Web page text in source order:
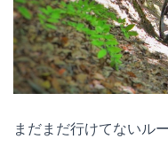
まだまだ行けてないル